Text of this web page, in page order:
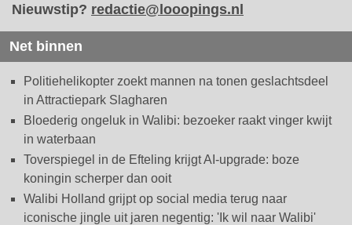
Nieuwstip? redactie@looopings.nl
Net binnen
Politiehelikopter zoekt mannen na tonen geslachtsdeel
in Attractiepark Slagharen
Bloederig ongeluk in Walibi: bezoeker raakt vinger kwijt
in waterbaan
Toverspiegel in de Efteling krijgt AI-upgrade: boze
koningin scherper dan ooit
Walibi Holland grijpt op social media terug naar
iconische jingle uit jaren negentig: 'Ik wil naar Walibi'